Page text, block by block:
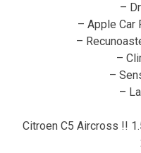
–
– Apple Car
–
–
–
–
Citroen C5 Aircross !!